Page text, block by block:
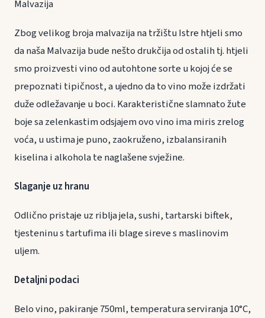
Malvazija
Zbog velikog broja malvazija na tržištu Istre htjeli smo
da naša Malvazija bude nešto drukčija od ostalih tj. htjeli
smo proizvesti vino od autohtone sorte u kojoj će se
prepoznati tipičnost, a ujedno da to vino može izdržati
duže odležavanje u boci. Karakteristične slamnato žute
boje sa zelenkastim odsjajem ovo vino ima miris zrelog
voća, u ustima je puno, zaokruženo, izbalansiranih
kiselina i alkohola te naglašene svježine.
Slaganje uz hranu
Odlično pristaje uz riblja jela, sushi, tartarski biftek,
tjesteninu s tartufima ili blage sireve s maslinovim
uljem.
Detaljni podaci
Belo vino, pakiranje 750ml, temperatura serviranja 10°C,